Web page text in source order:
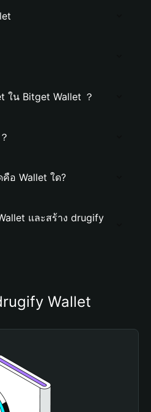
ใน Bitget Wallet ？
อ Wallet ใด?
และสร้าง drugify
Wallet